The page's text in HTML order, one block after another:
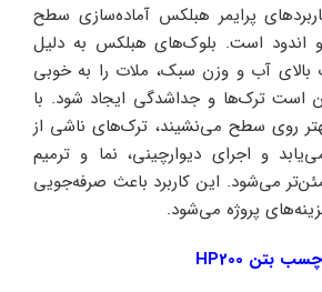
پرایمر هبلکس آماده‌سازی سطح
اندود است. بلوک‌های هبلکس به دلیل
آب و وزن سبک، ملات را به خوبی
است ترک‌ها و جداشدگی ایجاد شود. با
روی سطح می‌نشیند، ترک‌های ناشی از
و اجرای دیوارچینی، نما و ترمیم
می‌شود. این کاربرد باعث صرفه‌جویی
پروژه می‌شود.
چسب بتن HP200